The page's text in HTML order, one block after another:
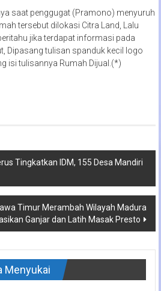
saat penggugat (Pramono) menyuruh
tersebut dilokasi Citra Land, Lalu
jika terdapat informasi pada
Dipasang tulisan spanduk kecil logo
isi tulisannya Rumah Dijual.(*)
Tingkatkan IDM, 155 Desa Mandiri
Timur Merambah Wilayah Madura
Ganjar dan Latih Masak Presto
Menyukai